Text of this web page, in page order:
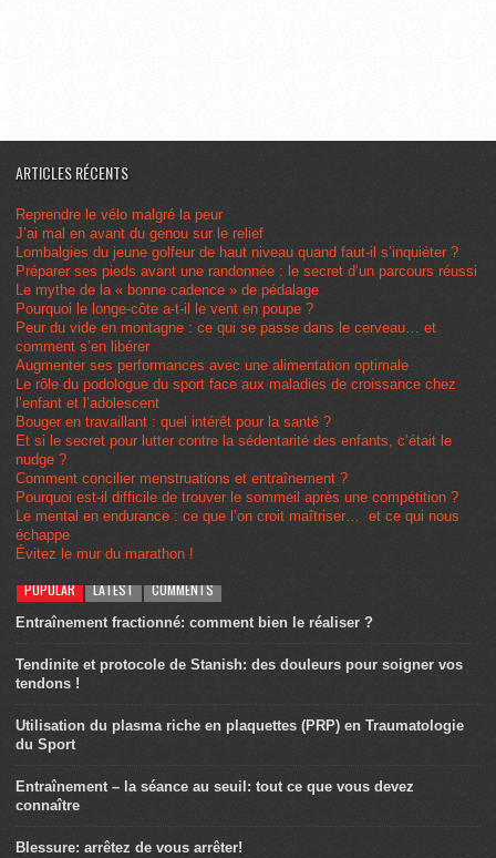
ARTICLES RÉCENTS
Reprendre le vélo malgré la peur
J’ai mal en avant du genou sur le relief
Lombalgies du jeune golfeur de haut niveau quand faut-il s’inquiéter ?
Préparer ses pieds avant une randonnée : le secret d’un parcours réussi
Le mythe de la « bonne cadence » de pédalage
Pourquoi le longe-côte a-t-il le vent en poupe ?
Peur du vide en montagne : ce qui se passe dans le cerveau… et
comment s’en libérer
Augmenter ses performances avec une alimentation optimale
Le rôle du podologue du sport face aux maladies de croissance chez
l’enfant et l’adolescent
Bouger en travaillant : quel intérêt pour la santé ?
Et si le secret pour lutter contre la sédentarité des enfants, c’était le
nudge ?
Comment concilier menstruations et entraînement ?
Pourquoi est-il difficile de trouver le sommeil après une compétition ?
Le mental en endurance : ce que l’on croit maîtriser… et ce qui nous
échappe
Évitez le mur du marathon !
POPULAR LATEST COMMENTS
Entraînement fractionné: comment bien le réaliser ?
Tendinite et protocole de Stanish: des douleurs pour soigner vos
tendons !
Utilisation du plasma riche en plaquettes (PRP) en Traumatologie
du Sport
Entraînement – la séance au seuil: tout ce que vous devez
connaître
Blessure: arrêtez de vous arrêter!